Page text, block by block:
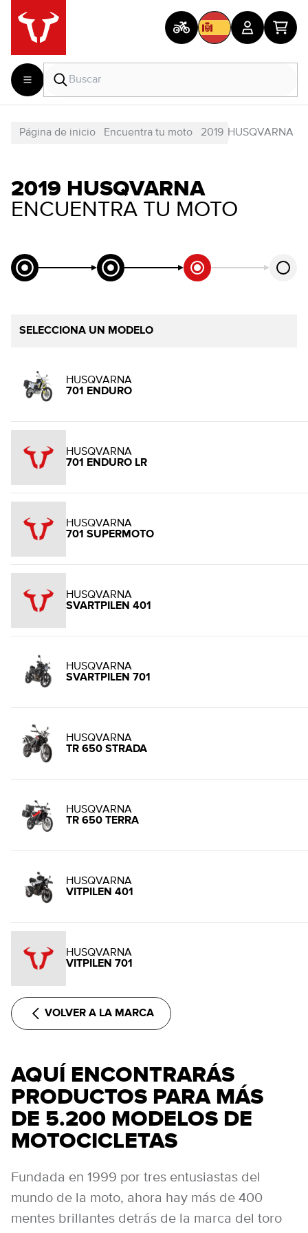
Página de inicio Encuentra tu moto 2019 HUSQVARNA
2019 HUSQVARNA
ENCUENTRA TU MOTO
SELECCIONA UN MODELO
HUSQVARNA
701 ENDURO
HUSQVARNA
701 ENDURO LR
HUSQVARNA
701 SUPERMOTO
HUSQVARNA
SVARTPILEN 401
HUSQVARNA
SVARTPILEN 701
HUSQVARNA
TR 650 STRADA
HUSQVARNA
TR 650 TERRA
HUSQVARNA
VITPILEN 401
HUSQVARNA
VITPILEN 701
VOLVER A LA MARCA
AQUÍ ENCONTRARÁS
PRODUCTOS PARA MÁS
DE 5.200 MODELOS DE
MOTOCICLETAS
Fundada en 1999 por tres entusiastas del
mundo de la moto, ahora hay más de 400
mentes brillantes detrás de la marca del toro